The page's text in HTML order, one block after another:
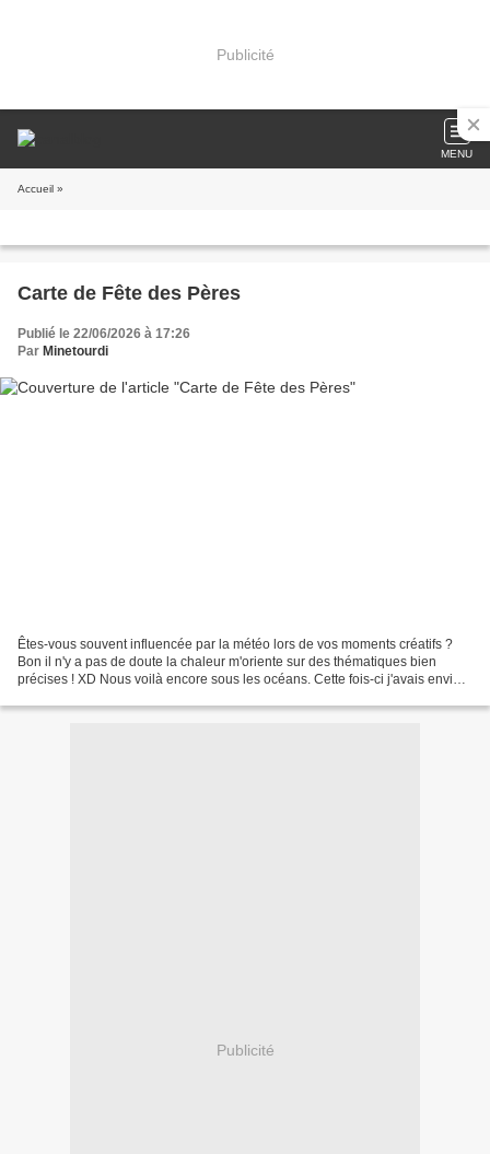
Publicité
MENU
Accueil »
Carte de Fête des Pères
Publié le 22/06/2026 à 17:26
Par Minetourdi
Êtes-vous souvent influencée par la météo lors de vos moments créatifs ?
Bon il n'y a pas de doute la chaleur m'oriente sur des thématiques bien
précises ! XD Nous voilà encore sous les océans. Cette fois-ci j'avais envie
Publicité